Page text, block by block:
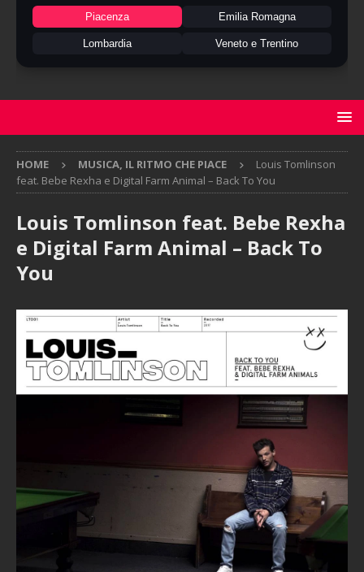
Piacenza Emilia Romagna
Lombardia Veneto e Trentino
HOME MUSICA, IL RITMO CHE PIACE
Louis Tomlinson
feat. Bebe Rexha e Digital Farm Animal – Back To You
Louis Tomlinson feat. Bebe Rexha
e Digital Farm Animal – Back To
You